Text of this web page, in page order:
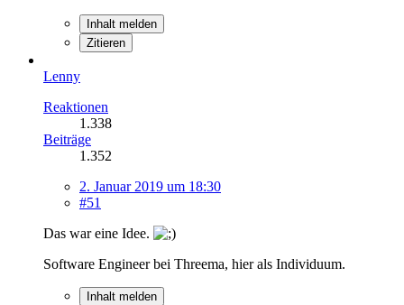
Inhalt melden
Zitieren
Lenny
Reaktionen
1.338
Beiträge
1.352
2. Januar 2019 um 18:30
#51
Das war eine Idee.
Software Engineer bei Threema, hier als Individuum.
Inhalt melden